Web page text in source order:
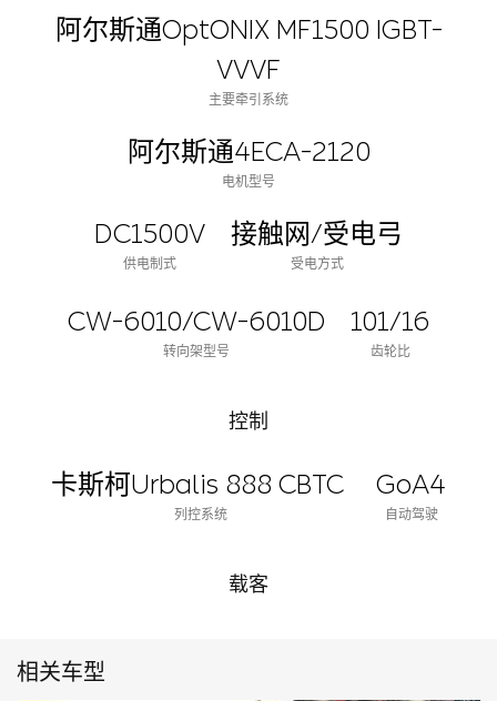
阿尔斯通OptONIX MF1500 IGBT-
VVVF
主要牵引系统
阿尔斯通4ECA-2120
电机型号
DC1500V
供电制式
接触网/受电弓
受电方式
CW-6010/CW-6010D
转向架型号
101/16
齿轮比
控制
卡斯柯Urbalis 888 CBTC
列控系统
GoA4
自动驾驶
载客
相关车型